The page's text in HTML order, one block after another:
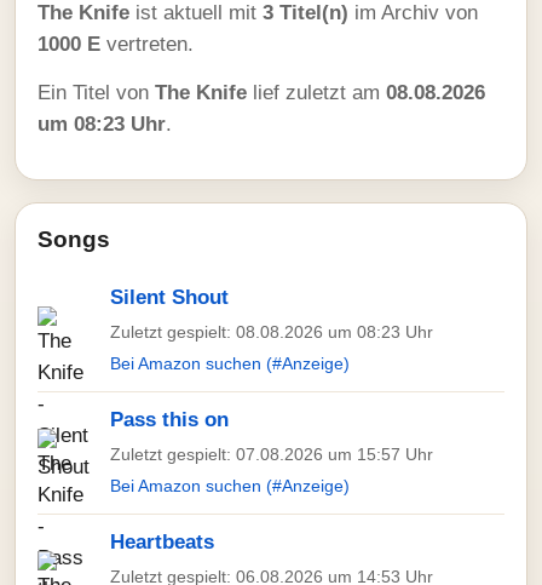
The Knife ist aktuell mit 3 Titel(n) im Archiv von
1000 E vertreten.
Ein Titel von The Knife lief zuletzt am 08.08.2026
um 08:23 Uhr.
Songs
Silent Shout
Zuletzt gespielt: 08.08.2026 um 08:23 Uhr
Bei Amazon suchen (#Anzeige)
Pass this on
Zuletzt gespielt: 07.08.2026 um 15:57 Uhr
Bei Amazon suchen (#Anzeige)
Heartbeats
Zuletzt gespielt: 06.08.2026 um 14:53 Uhr